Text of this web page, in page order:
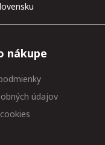
nákupe
údajov